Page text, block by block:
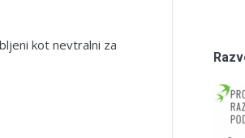
kot nevtralni za